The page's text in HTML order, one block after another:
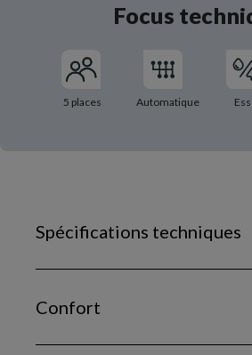
Focus
5 places Automatique
Spécifications techniques
Confort